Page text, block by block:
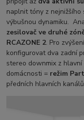
naplnit tóny z
výbušnou dynamiku.
zesilovač ve druhé
RCAZONE 2. Pro
konfigurovat dva zadní
stereo downmix z
domácnosti = režim
předních hlavních